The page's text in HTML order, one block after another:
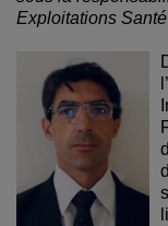
Exploitations